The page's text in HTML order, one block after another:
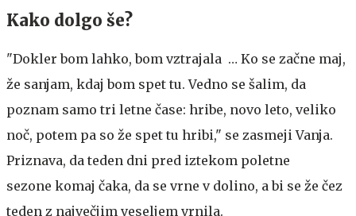
Kako dolgo še?
"Dokler bom lahko, bom vztrajala … Ko se začne maj,
že sanjam, kdaj bom spet tu. Vedno se šalim, da
poznam samo tri letne čase: hribe, novo leto, veliko
noč, potem pa so že spet tu hribi," se zasmeji Vanja.
Priznava, da teden dni pred iztekom poletne
sezone komaj čaka, da se vrne v dolino, a bi se že čez
teden z največjim veseljem vrnila.